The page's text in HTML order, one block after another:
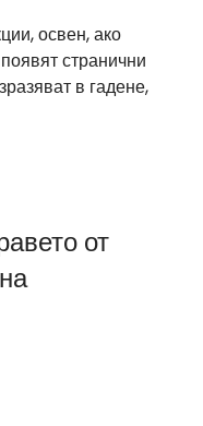
освен, ако
странични
в гадене,
от